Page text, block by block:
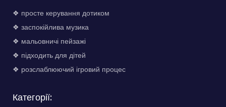
❖ просте керування дотиком
❖ заспокійлива музика
❖ мальовничі пейзажі
❖ підходить для дітей
❖ розслаблюючий ігровий процес
Категорії: